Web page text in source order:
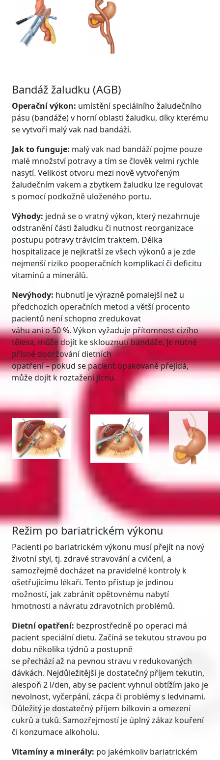
Bandáž žaludku (AGB)
Operační výkon: umístění speciálního žaludečního
pásu (bandáže) v horní oblasti žaludku, díky kterému
se vytvoří malý vak nad bandáží.
Jak to funguje: malý vak nad bandáží pojme pouze
malé množství potravy a tím se člověk velmi rychle
nasytí. Velikost otvoru mezi nově vytvořeným
žaludečním vakem a zbytkem žaludku lze regulovat
s pomocí podkožně uloženého portu.
Výhody: jedná se o vratný výkon, který nezahrnuje
odstranění části žaludku či nutnost reorganizace
postupu potravy trávicím traktem. Délka
hospitalizace je nejkratší ze všech výkonů a je zde
nejmenší riziko pooperačních komplikací či deficitu
vitamínů a minerálů.
Nevýhody: hubnutí je výrazně pomalejší než u
předchozích operačních metod a větší procento
pacientů není schopno zredukovat
váhu ani o 50 %. Výkon vyžaduje přítomnost cizího
tělesa, může dojít ke sklouznutí bandáže. Je nutné
přísné dodržování dietních
opatření – pokud se pacient opakovaně přejídá,
může dojít k roztažení jícnu.
Režim po bariatrickém výkonu
Pacienti po bariatrickém výkonu musí přejít na nový
životní styl, tj. zdravé stravování a cvičení, a
samozřejmě docházet na pravidelné kontroly k
ošetřujícímu lékaři. Tento přístup je jedinou
možností, jak zabránit opětovnému nabytí
hmotnosti a návratu zdravotních problémů.
Dietní opatření: bezprostředně po operaci má
pacient speciální dietu. Začíná se tekutou stravou po
dobu několika týdnů a postupně
se přechází až na pevnou stravu v redukovaných
dávkách. Nejdůležitější je dostatečný příjem tekutin,
alespoň 2 l/den, aby se pacient vyhnul obtížím jako je
nevolnost, vyčerpání, zácpa či problémy s ledvinami.
Důležitý je dostatečný příjem bílkovin a omezení
cukrů a tuků. Samozřejmostí je úplný zákaz kouření
či konzumace alkoholu.
Vitamíny a minerály: po jakémkoliv bariatrickém